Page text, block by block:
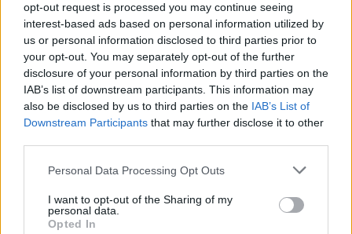
opt-out request is processed you may continue seeing
interest-based ads based on personal information utilized by
us or personal information disclosed to third parties prior to
your opt-out. You may separately opt-out of the further
disclosure of your personal information by third parties on the
IAB’s list of downstream participants. This information may
also be disclosed by us to third parties on the IAB’s List of
Downstream Participants that may further disclose it to other
Personal Data Processing Opt Outs
I want to opt-out of the Sharing of my
personal data.
Opted In
ΣΗΜΕΡΑ ΡΟΗ ΠΟΛΙΤΙΣΜΟΣ
Τα ζώδια σήμερα 9/8: Restart!
POP CULTURE
Η ταινία που παραλίγο να καταστρέψει την
ΘΕΜΑΤΑ
χώρο και συνέβη κάτι που κανείς δεν περίμενε
ΘΕΜΑΤΑ